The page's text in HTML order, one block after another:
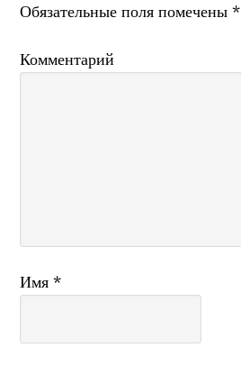
Обязательные поля помечены*
Комментарий
Имя*